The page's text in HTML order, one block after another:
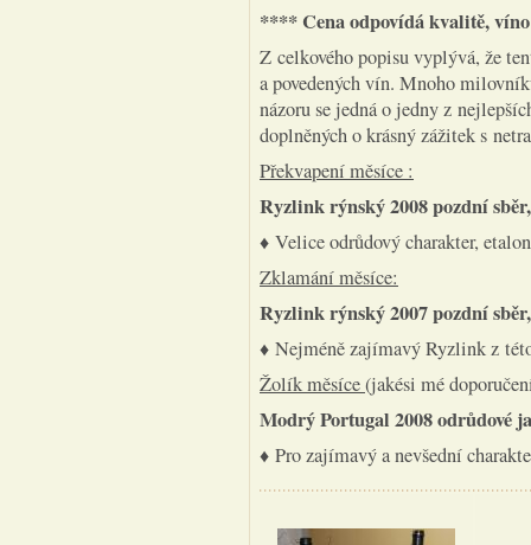
**** Cena odpovídá kvalitě,
Z celkového popisu vyplývá, že
a povedených vín. Mnoho
názoru se jedná o jedny z
doplněných o krásný zážitek s
Překvapení měsíce :
Ryzlink rýnský 2008 pozdní
♦ Velice odrůdový charakter,
Zklamání měsíce:
Ryzlink rýnský 2007 pozdní
♦ Nejméně zajímavý Ryzlink z
Žolík měsíce(jakési mé
Modrý Portugal 2008 odrůdové
♦ Pro zajímavý a nevšední